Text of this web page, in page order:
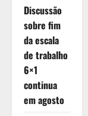
Discussão
sobre fim
da escala
de trabalho
6×1
continua
em agosto